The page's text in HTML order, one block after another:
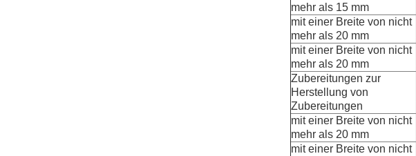
mehr als 15 mm
mit einer Breite von nicht
mehr als 20 mm
mit einer Breite von nicht
mehr als 20 mm
Zubereitungen zur
Herstellung von
Zubereitungen
mit einer Breite von nicht
mehr als 20 mm
mit einer Breite von nicht